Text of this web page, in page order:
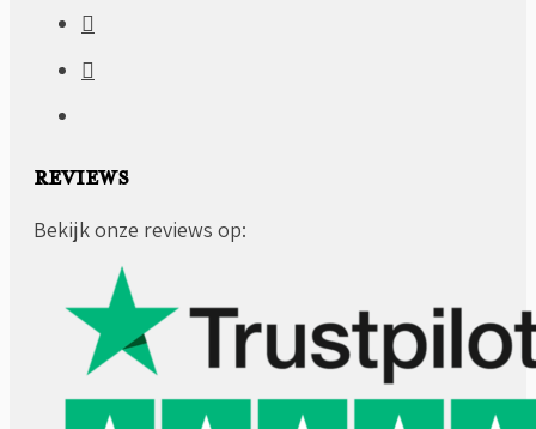
REVIEWS
Bekijk onze reviews op: